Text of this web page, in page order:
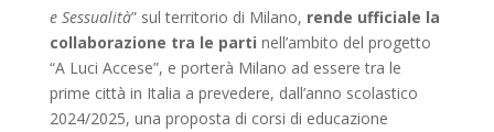
e Sessualità” sul territorio di Milano, rende ufficiale la
collaborazione tra le parti nell’ambito del progetto
“A Luci Accese”, e porterà Milano ad essere tra le
prime città in Italia a prevedere, dall’anno scolastico
2024/2025, una proposta di corsi di educazione